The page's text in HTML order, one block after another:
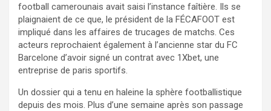
football camerounais avait saisi l’instance faîtière. Ils se
plaignaient de ce que, le président de la FÉCAFOOT est
impliqué dans les affaires de trucages de matchs. Ces
acteurs reprochaient également à l’ancienne star du FC
Barcelone d’avoir signé un contrat avec 1Xbet, une
entreprise de paris sportifs.
Un dossier qui a tenu en haleine la sphère footballistique
depuis des mois. Plus d’une semaine après son passage